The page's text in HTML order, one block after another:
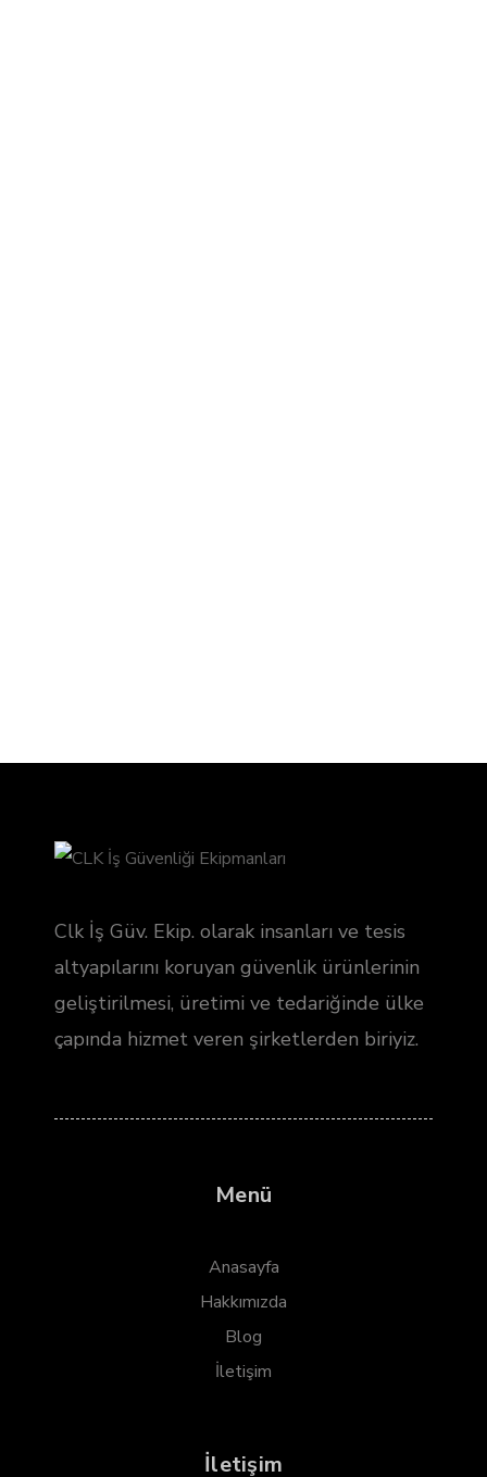
Clk İş Güv. Ekip. olarak insanları ve tesis
altyapılarını koruyan güvenlik ürünlerinin
geliştirilmesi, üretimi ve tedariğinde ülke
çapında hizmet veren şirketlerden biriyiz.
Menü
Anasayfa
Hakkımızda
Blog
İletişim
İletişim